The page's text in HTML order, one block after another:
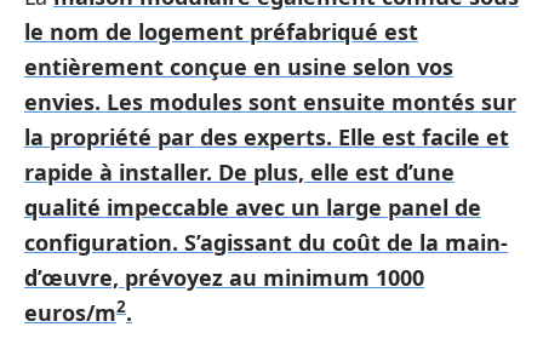
le nom de logement préfabriqué est
entièrement conçue en usine selon vos
envies. Les modules sont ensuite montés sur
la propriété par des experts. Elle est facile et
rapide à installer. De plus, elle est d’une
qualité impeccable avec un large panel de
configuration. S’agissant du coût de la main-
d’œuvre, prévoyez au minimum 1000
euros/m2.